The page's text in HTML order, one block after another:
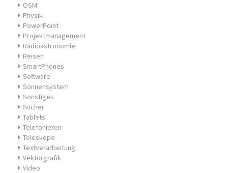
OSM
Physik
PowerPoint
Projektmanagement
Radioastronomie
Reisen
SmartPhones
Software
Sonnensystem
Sonstiges
Sucher
Tablets
Telefonieren
Teleskope
Textverarbeitung
Vektorgrafik
Video